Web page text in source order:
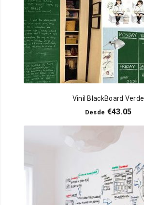
Vinil BlackBoard Verde
Desde €43.05